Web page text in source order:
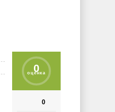
0
оценка
0